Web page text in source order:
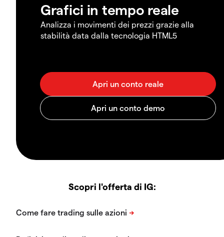
Grafici in tempo reale
Analizza i movimenti dei prezzi grazie alla
stabilità data dalla tecnologia HTML5
Scopri l'offerta di IG: